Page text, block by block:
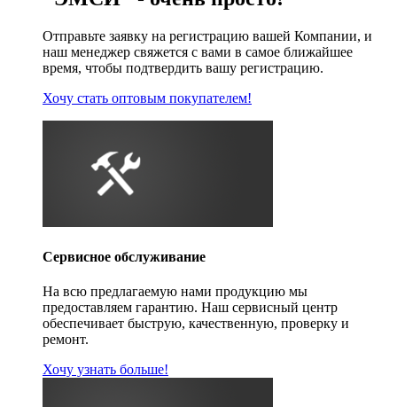
Отправьте заявку на регистрацию вашей Компании, и
наш менеджер свяжется с вами в самое ближайшее
время, чтобы подтвердить вашу регистрацию.
Хочу стать оптовым покупателем!
Сервисное обслуживание
На всю предлагаемую нами продукцию мы
предоставляем гарантию. Наш сервисный центр
обеспечивает быструю, качественную, проверку и
ремонт.
Хочу узнать больше!